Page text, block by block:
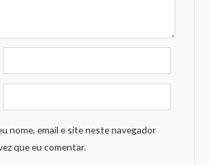
nome, email e site neste navegador
que eu comentar.